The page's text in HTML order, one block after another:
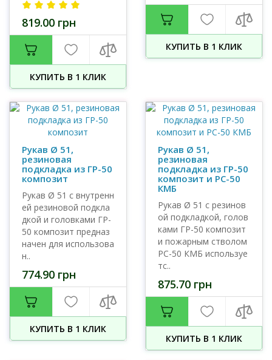
819.00 грн
КУПИТЬ В 1 КЛИК
КУПИТЬ В 1 КЛИК
Рукав Ø 51,
резиновая
подкладка из ГР-50
композит
Рукав Ø 51 с внутренн
ей резиновой подкла
дкой и головками ГР-
50 композит предназ
начен для использова
н..
774.90 грн
КУПИТЬ В 1 КЛИК
Рукав Ø 51,
резиновая
подкладка из ГР-50
композит и РС-50
КМБ
Рукав Ø 51 с резинов
ой подкладкой, голов
ками ГР-50 композит
и пожарным стволом
РС-50 КМБ используе
тс..
875.70 грн
КУПИТЬ В 1 КЛИК